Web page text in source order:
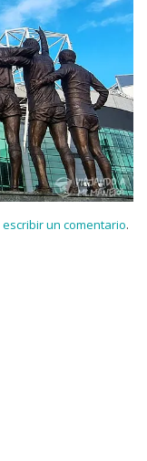
escribir un comentario.